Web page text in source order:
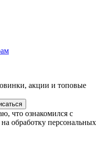
акции и топовые
что ознакомился с
обработку персональных